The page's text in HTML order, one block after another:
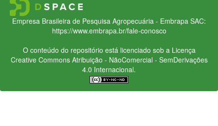
Empresa Brasileira de Pesquisa Agropecuária - Embrapa SAC:
https://www.embrapa.br/fale-conosco
O conteúdo do repositório está licenciado sob a Licença
Creative CommonsAtribuição - NãoComercial - SemDerivações
4.0 Internacional.